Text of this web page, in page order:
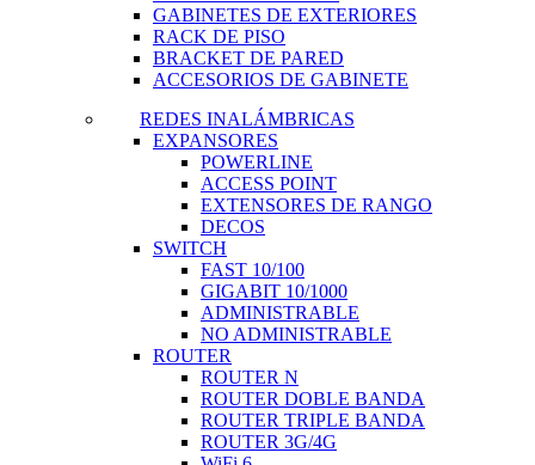
GABINETES DE EXTERIORES
RACK DE PISO
BRACKET DE PARED
ACCESORIOS DE GABINETE
REDES INALÁMBRICAS
EXPANSORES
POWERLINE
ACCESS POINT
EXTENSORES DE RANGO
DECOS
SWITCH
FAST 10/100
GIGABIT 10/1000
ADMINISTRABLE
NO ADMINISTRABLE
ROUTER
ROUTER N
ROUTER DOBLE BANDA
ROUTER TRIPLE BANDA
ROUTER 3G/4G